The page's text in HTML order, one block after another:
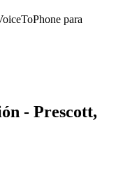
para
- Prescott,